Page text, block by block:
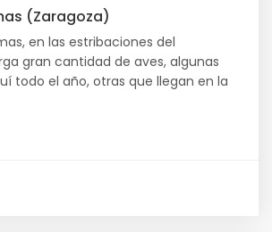
(Zaragoza)
en las estribaciones del
gran cantidad de aves, algunas
todo el año, otras que llegan en la